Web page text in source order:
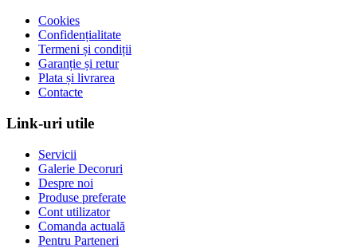
Cookies
Confidențialitate
Termeni și condiții
Garanție și retur
Plata și livrarea
Contacte
Link-uri utile
Servicii
Galerie Decoruri
Despre noi
Produse preferate
Cont utilizator
Comanda actuală
Pentru Parteneri